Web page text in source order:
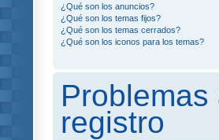
¿Qué son los anuncios?
¿Qué son los temas fijos?
¿Qué son los temas cerrados?
¿Qué son los iconos para los temas?
registro